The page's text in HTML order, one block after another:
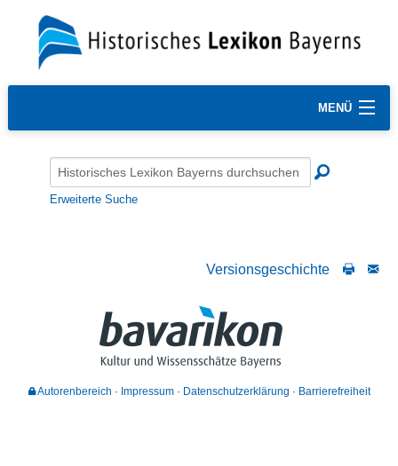
MENÜ
Erweiterte Suche
Versionsgeschichte
Autorenbereich Impressum Datenschutzerklärung Barrierefreiheit